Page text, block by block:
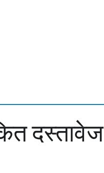
दस्तावेज